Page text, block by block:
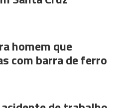
homem que
com barra de ferro